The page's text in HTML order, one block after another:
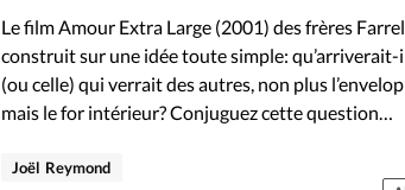
Le film Amour Extra Large (2001) des frères
construit sur une idée toute simple: qu’arriverait-
(ou celle) qui verrait des autres, non plus
mais le for intérieur? Conjuguez cette question…
Joël Reymond